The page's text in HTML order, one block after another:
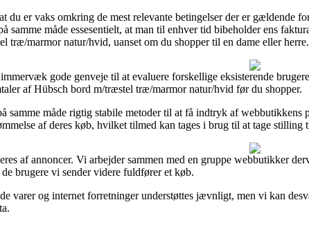
du er vaks omkring de mest relevante betingelser der er gældende
samme måde essesentielt, at man til enhver tid bibeholder ens
træ/marmor natur/hvid, uanset om du shopper til en dame eller herre.
gode genveje til at evaluere forskellige eksisterende
af Hübsch bord m/træstel træ/marmor natur/hvid før du shopper.
samme måde rigtig stabile metoder til at få indtryk af
af deres køb, hvilket tilmed kan tages i brug til at tage stilling
af annoncer. Vi arbejder sammen med en gruppe webbutikker
brugere vi sender videre fuldfører et køb.
varer og internet forretninger understøttes jævnligt, men vi kan